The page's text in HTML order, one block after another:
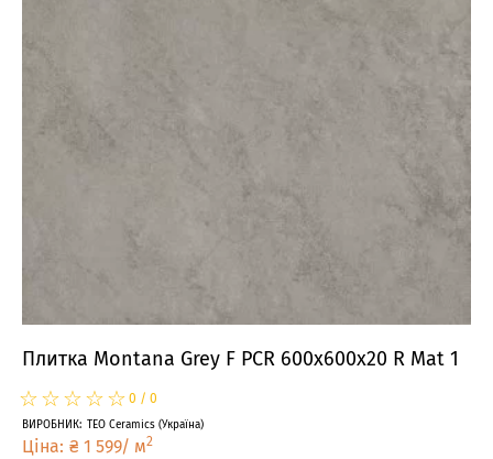
Плитка Montana Grey F PCR 600x600x20 R Mat 1
☆
★☆
★☆
★☆
★☆
★ 0 / 0
ВИРОБНИК: TEO Ceramics (Україна)
Ціна: ₴ 1 599/ м2